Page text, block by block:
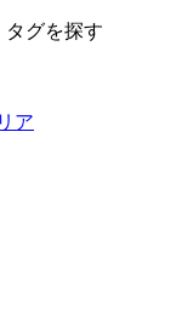
タグを探す
ア